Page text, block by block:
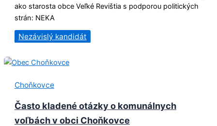
ako starosta obce Veľké Revištia s podporou politických
strán: NEKA
Nezávislý kandidát
Choňkovce
Často kladené otázky o komunálnych
voľbách v obci Choňkovce